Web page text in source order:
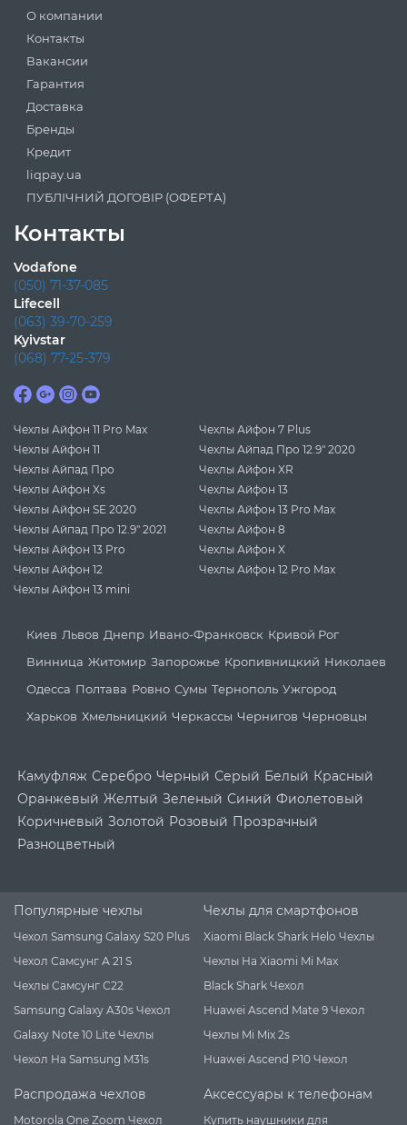
О компании
Контакты
Вакансии
Гарантия
Доставка
Бренды
Кредит
liqpay.ua
ПУБЛІЧНИЙ ДОГОВІР (ОФЕРТА)
Контакты
Vodafone
(050) 71-37-085
Lifecell
(063) 39-70-259
Kyivstar
(068) 77-25-379
Чехлы Айфон 11 Pro Max
Чехлы Айфон 7 Plus
Чехлы Айфон 11
Чехлы Айпад Про 12.9" 2020
Чехлы Айпад Про
Чехлы Айфон XR
Чехлы Айфон Xs
Чехлы Айфон 13
Чехлы Айфон SE 2020
Чехлы Айфон 13 Pro Max
Чехлы Айпад Про 12.9" 2021
Чехлы Айфон 8
Чехлы Айфон 13 Pro
Чехлы Айфон X
Чехлы Айфон 12
Чехлы Айфон 12 Pro Max
Чехлы Айфон 13 mini
Киев Львов Днепр Ивано-Франковск Кривой Рог
Винница Житомир Запорожье Кропивницкий Николаев
Одесса Полтава Ровно Сумы Тернополь Ужгород
Харьков Хмельницкий Черкассы Чернигов Черновцы
Камуфляж Серебро Черный Серый Белый Красный
Оранжевый Желтый Зеленый Синий Фиолетовый
Коричневый Золотой Розовый Прозрачный
Разноцветный
Популярные чехлы
Чехол Samsung Galaxy S20 Plus
Чехол Самсунг А 21 S
Чехлы Самсунг С22
Samsung Galaxy A30s Чехол
Galaxy Note 10 Lite Чехлы
Чехол На Samsung M31s
Чехлы для смартфонов
Xiaomi Black Shark Helo Чехлы
Чехлы На Xiaomi Mi Max
Black Shark Чехол
Huawei Ascend Mate 9 Чехол
Чехлы Mi Mix 2s
Huawei Ascend P10 Чехол
Распродажа чехлов
Motorola One Zoom Чехол
Аксессуары к телефонам
Купить наушники для